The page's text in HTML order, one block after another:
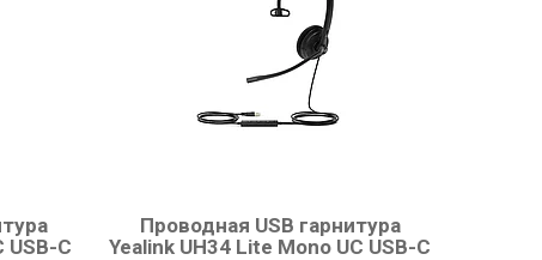
USB-C
Проводная USB гарнитура
Yealink UH34 Lite Mono UC USB-C